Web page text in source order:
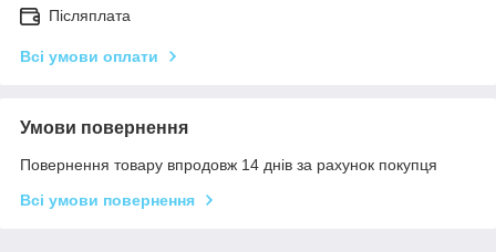
Післяплата
Всі умови оплати
Умови повернення
Повернення товару впродовж 14 днів за рахунок покупця
Всі умови повернення